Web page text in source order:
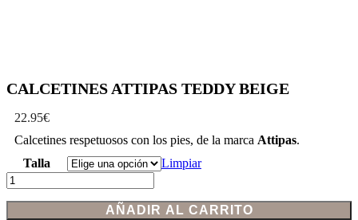
CALCETINES ATTIPAS TEDDY BEIGE
22.95€
Calcetines respetuosos con los pies, de la marca Attipas.
Talla
Limpiar
Calcetines
Attipas
Teddy
AÑADIR AL CARRITO